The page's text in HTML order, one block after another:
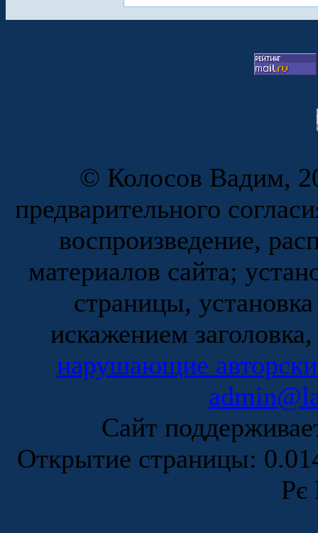
© Колосов Вадим,
предварительного
воспроизведение,
материалов сайта;
страницы,
искажением
нарушающие
Сайт
Открытие страницы:
Рє